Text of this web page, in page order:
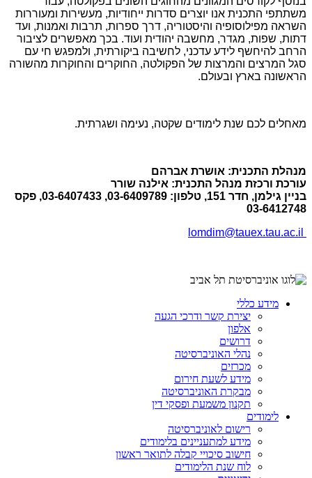
משתתפי התכנית אנו יוצרים סדרות ייחודיות, מעשירות ומעוררות
השראה מפילוסופיה והיסטוריה, דרך ספרות, תרבות ואמנות, ועד
דתות, שפות, מגדר, מחשבה יהודית ועוד. בכך מאפשרים לציבור
הרחב להיחשף לידע עדכני, לחשיבה ביקורתית, ולמפגש חי עם
סגל המרצים והמרצות של הפקולטה, החוקרים והחוקרות מהשורה
הראשונה בארץ ובעולם.
מאחלים לכם שנת לימודים שקטה, נעימה ושגרתית.
מנהלת התכנית: אושרת אברהם
עורכת ורכזת מנהל התכנית: אילנה שורר
בניין גילמן, חדר 151, טלפון: 03-6409789, 03-6407433, פקס
03-6412748
מידע כללי
יצירת קשר ודרכי הגעה
אלפון
דרושים
נהלי האוניברסיטה
מכרזים
מידע לשעת חירום
מבקרת האוניברסיטה
תקנון משמעת ופסקי דין
לימודים
רישום לאוניברסיטה
מידע למתעניינים בלימודים
חישוב סיכויי קבלה לתואר ראשון
לוח שנת הלימודים